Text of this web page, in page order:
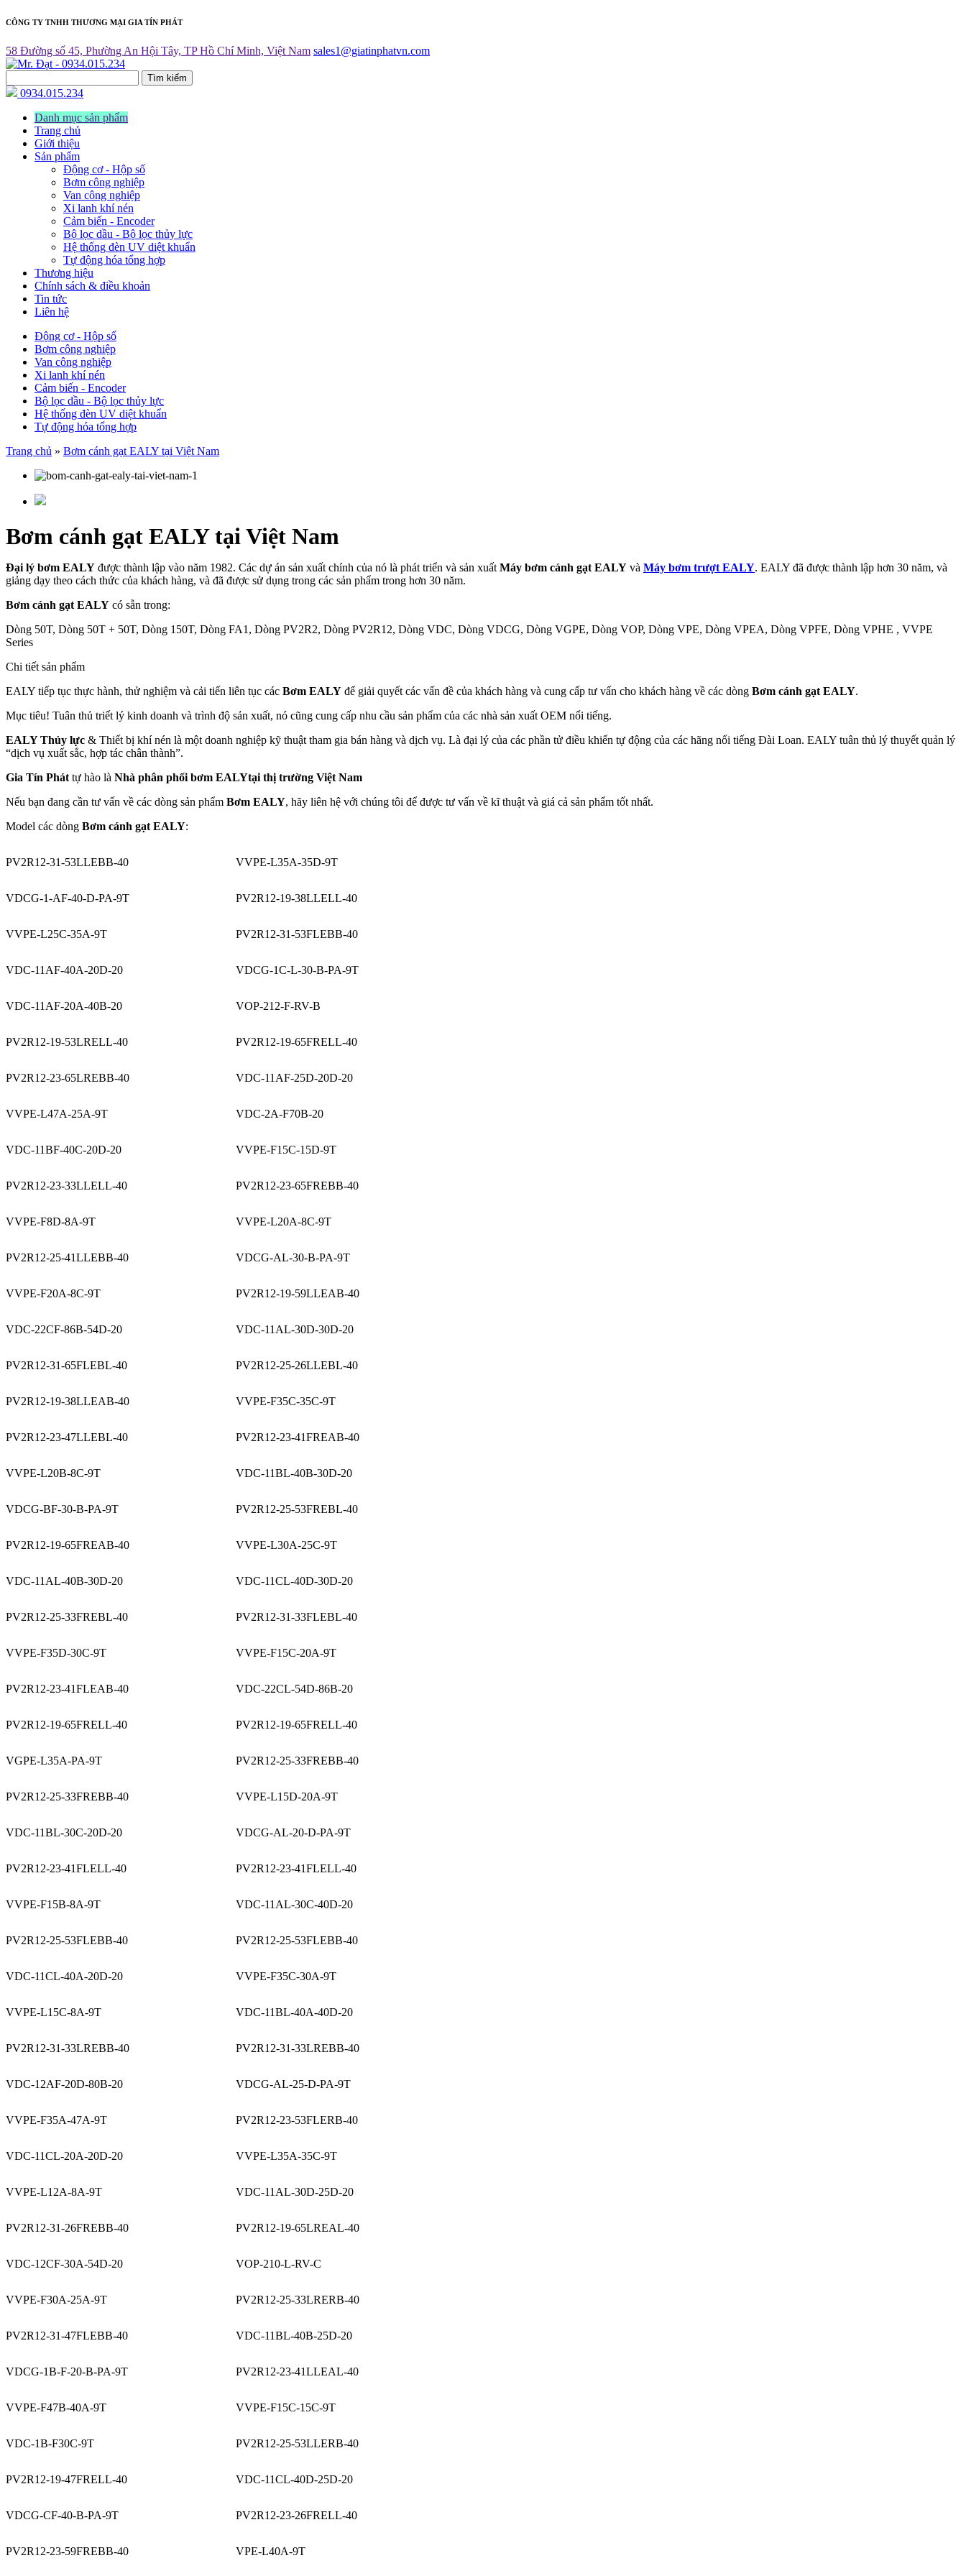
CÔNG TY TNHH THƯƠNG MẠI GIA TÍN PHÁT
58 Đường số 45, Phường An Hội Tây, TP Hồ Chí Minh, Việt Nam sales1@giatinphatvn.com
Tìm kiếm
0934.015.234
Danh mục sản phẩm
Trang chủ
Giới thiệu
Sản phẩm
Động cơ - Hộp số
Bơm công nghiệp
Van công nghiệp
Xi lanh khí nén
Cảm biến - Encoder
Bộ lọc dầu - Bộ lọc thủy lực
Hệ thống đèn UV diệt khuẩn
Tự động hóa tổng hợp
Thương hiệu
Chính sách & điều khoản
Tin tức
Liên hệ
Động cơ - Hộp số
Bơm công nghiệp
Van công nghiệp
Xi lanh khí nén
Cảm biến - Encoder
Bộ lọc dầu - Bộ lọc thủy lực
Hệ thống đèn UV diệt khuẩn
Tự động hóa tổng hợp
Trang chủ » Bơm cánh gạt EALY tại Việt Nam
Bơm cánh gạt EALY tại Việt Nam
Đại lý bơm EALY được thành lập vào năm 1982. Các dự án sản xuất chính của nó là phát triển và sản xuất Máy bơm cánh gạt EALY và Máy bơm trượt EALY. EALY đã được thành lập hơn 30 năm, và
giảng dạy theo cách thức của khách hàng, và đã được sử dụng trong các sản phẩm trong hơn 30 năm.
Bơm cánh gạt EALY có sẵn trong:
Dòng 50T, Dòng 50T + 50T, Dòng 150T, Dòng FA1, Dòng PV2R2, Dòng PV2R12, Dòng VDC, Dòng VDCG, Dòng VGPE, Dòng VOP, Dòng VPE, Dòng VPEA, Dòng VPFE, Dòng VPHE , VVPE
Series
Chi tiết sản phẩm
EALY tiếp tục thực hành, thử nghiệm và cải tiến liên tục các Bơm EALY để giải quyết các vấn đề của khách hàng và cung cấp tư vấn cho khách hàng về các dòng Bơm cánh gạt EALY.
Mục tiêu! Tuân thủ triết lý kinh doanh và trình độ sản xuất, nó cũng cung cấp nhu cầu sản phẩm của các nhà sản xuất OEM nổi tiếng.
EALY Thủy lực & Thiết bị khí nén là một doanh nghiệp kỹ thuật tham gia bán hàng và dịch vụ. Là đại lý của các phần tử điều khiển tự động của các hãng nổi tiếng Đài Loan. EALY tuân thủ lý thuyết quản lý
“dịch vụ xuất sắc, hợp tác chân thành”.
Gia Tín Phát tự hào là Nhà phân phối bơm EALYtại thị trường Việt Nam
Nếu bạn đang cần tư vấn về các dòng sản phẩm Bơm EALY, hãy liên hệ với chúng tôi để được tư vấn về kĩ thuật và giá cả sản phẩm tốt nhất.
Model các dòng Bơm cánh gạt EALY:
PV2R12-31-53LLEBB-40 VVPE-L35A-35D-9T
VDCG-1-AF-40-D-PA-9T PV2R12-19-38LLELL-40
VVPE-L25C-35A-9T PV2R12-31-53FLEBB-40
VDC-11AF-40A-20D-20 VDCG-1C-L-30-B-PA-9T
VDC-11AF-20A-40B-20 VOP-212-F-RV-B
PV2R12-19-53LRELL-40 PV2R12-19-65FRELL-40
PV2R12-23-65LREBB-40 VDC-11AF-25D-20D-20
VVPE-L47A-25A-9T VDC-2A-F70B-20
VDC-11BF-40C-20D-20 VVPE-F15C-15D-9T
PV2R12-23-33LLELL-40 PV2R12-23-65FREBB-40
VVPE-F8D-8A-9T VVPE-L20A-8C-9T
PV2R12-25-41LLEBB-40 VDCG-AL-30-B-PA-9T
VVPE-F20A-8C-9T PV2R12-19-59LLEAB-40
VDC-22CF-86B-54D-20 VDC-11AL-30D-30D-20
PV2R12-31-65FLEBL-40 PV2R12-25-26LLEBL-40
PV2R12-19-38LLEAB-40 VVPE-F35C-35C-9T
PV2R12-23-47LLEBL-40 PV2R12-23-41FREAB-40
VVPE-L20B-8C-9T VDC-11BL-40B-30D-20
VDCG-BF-30-B-PA-9T PV2R12-25-53FREBL-40
PV2R12-19-65FREAB-40 VVPE-L30A-25C-9T
VDC-11AL-40B-30D-20 VDC-11CL-40D-30D-20
PV2R12-25-33FREBL-40 PV2R12-31-33FLEBL-40
VVPE-F35D-30C-9T VVPE-F15C-20A-9T
PV2R12-23-41FLEAB-40 VDC-22CL-54D-86B-20
PV2R12-19-65FRELL-40 PV2R12-19-65FRELL-40
VGPE-L35A-PA-9T PV2R12-25-33FREBB-40
PV2R12-25-33FREBB-40 VVPE-L15D-20A-9T
VDC-11BL-30C-20D-20 VDCG-AL-20-D-PA-9T
PV2R12-23-41FLELL-40 PV2R12-23-41FLELL-40
VVPE-F15B-8A-9T VDC-11AL-30C-40D-20
PV2R12-25-53FLEBB-40 PV2R12-25-53FLEBB-40
VDC-11CL-40A-20D-20 VVPE-F35C-30A-9T
VVPE-L15C-8A-9T VDC-11BL-40A-40D-20
PV2R12-31-33LREBB-40 PV2R12-31-33LREBB-40
VDC-12AF-20D-80B-20 VDCG-AL-25-D-PA-9T
VVPE-F35A-47A-9T PV2R12-23-53FLERB-40
VDC-11CL-20A-20D-20 VVPE-L35A-35C-9T
VVPE-L12A-8A-9T VDC-11AL-30D-25D-20
PV2R12-31-26FREBB-40 PV2R12-19-65LREAL-40
VDC-12CF-30A-54D-20 VOP-210-L-RV-C
VVPE-F30A-25A-9T PV2R12-25-33LRERB-40
PV2R12-31-47FLEBB-40 VDC-11BL-40B-25D-20
VDCG-1B-F-20-B-PA-9T PV2R12-23-41LLEAL-40
VVPE-F47B-40A-9T VVPE-F15C-15C-9T
VDC-1B-F30C-9T PV2R12-25-53LLERB-40
PV2R12-19-47FRELL-40 VDC-11CL-40D-25D-20
VDCG-CF-40-B-PA-9T PV2R12-23-26FRELL-40
PV2R12-23-59FREBB-40 VPE-L40A-9T